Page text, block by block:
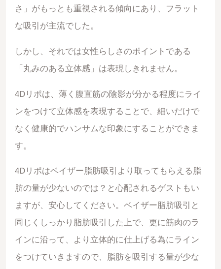
さ」がもっとも重視される傾向にあり、フラット
な吸引が主流でした。
しかし、それでは女性らしさのポイントである
「丸みのある立体感」は表現しきれません。
4Dリポは、薄く腹直筋の陰影が分かる程度にライ
ンをつけて立体感を表現することで、細いだけで
なく健康的でハンサムな印象にすることができま
す。
4Dリポはベイザー脂肪吸引より取ってもらえる脂
肪の量が少ないのでは？と心配されるゲストもい
ますが、安心してください。ベイザー脂肪吸引と
同じくしっかり脂肪吸引した上で、更に筋肉のラ
インに沿って、より立体的に仕上げる為にライン
をつけていきますので、脂肪を吸引する量が少な